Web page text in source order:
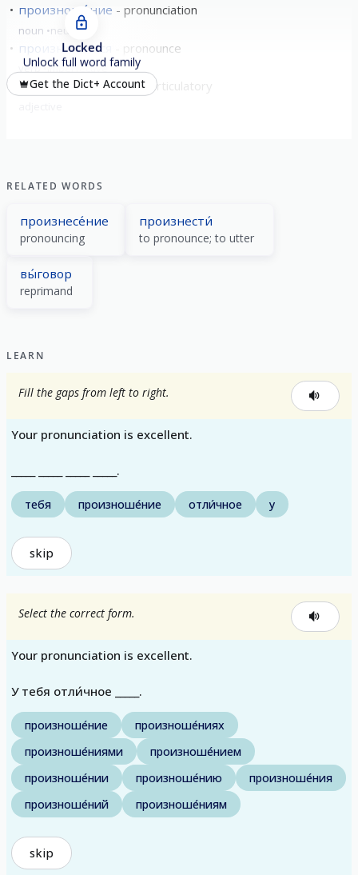
произноше́ние pronunciation
noun neuter
произноси́ться pronounce
verb imperfective
произноси́тельный articulatory
Locked
Unlock full word family
Get the Dict+ Account
RELATED WORDS
произнесе́ние
pronouncing
произнести́
to pronounce; to utter
вы́говор
reprimand
LEARN
Fill the gaps from left to right.
Your pronunciation is excellent.
_____ _____ _____ _____.
тебя произноше́ние отли́чное у
skip
Select the correct form.
Your pronunciation is excellent.
У тебя отли́чное _____.
произноше́ние
произноше́ниях
произноше́ниями
произноше́нием
произноше́нии
произноше́нию
произноше́ния
произноше́ний
произноше́ниям
skip